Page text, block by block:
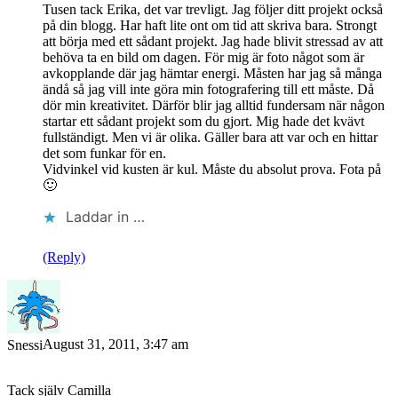
Tusen tack Erika, det var trevligt. Jag följer ditt projekt också
på din blogg. Har haft lite ont om tid att skriva bara. Strongt
att börja med ett sådant projekt. Jag hade blivit stressad av att
behöva ta en bild om dagen. För mig är foto något som är
avkopplande där jag hämtar energi. Måsten har jag så många
ändå så jag vill inte göra min fotografering till ett måste. Då
dör min kreativitet. Därför blir jag alltid fundersam när någon
startar ett sådant projekt som du gjort. Mig hade det kvävt
fullständigt. Men vi är olika. Gäller bara att var och en hittar
det som funkar för en.
Vidvinkel vid kusten är kul. Måste du absolut prova. Fota på
🙂
Laddar in …
(Reply)
SnessiAugust 31, 2011, 3:47 am
Tack själv Camilla